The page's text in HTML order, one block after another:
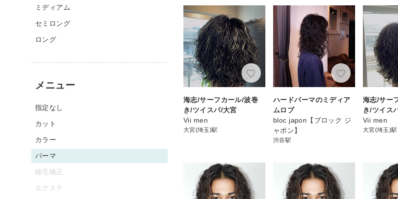
海志/サーフカール/波巻
き/ツイスパ/大宮
Vii men
大宮(埼玉)駅
ハードパーマのミディア
ムロブ
bloc japon【ブロック ジ
ャポン】
渋谷駅
海志/サー
き/ツイス
Vii men
大宮(埼玉)駅
ミディアム
セミロング
ロング
メニュー
指定なし
カット
カラー
パーマ
縮毛矯正
エクステ